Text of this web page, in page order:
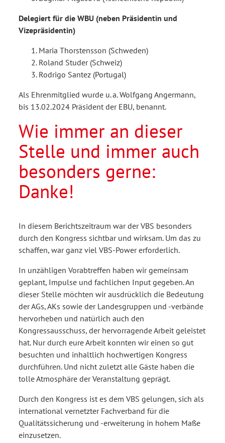
Delegiert für die WBU (neben Präsidentin und
Vizepräsidentin)
Maria Thorstensson (Schweden)
Roland Studer (Schweiz)
Rodrigo Santez (Portugal)
Als Ehrenmitglied wurde u. a. Wolfgang Angermann,
bis 13.02.2024 Präsident der EBU, benannt.
Wie immer an dieser
Stelle und immer auch
besonders gerne:
Danke!
In diesem Berichtszeitraum war der VBS besonders
durch den Kongress sichtbar und wirksam. Um das zu
schaffen, war ganz viel VBS-Power erforderlich.
In unzähligen Vorabtreffen haben wir gemeinsam
geplant, Impulse und fachlichen Input gegeben. An
dieser Stelle möchten wir ausdrücklich die Bedeutung
der AGs, AKs sowie der Landesgruppen und - verbände
hervorheben und natürlich auch den
Kongressausschuss, der hervorragende Arbeit geleistet
hat. Nur durch eure Arbeit konnten wir einen so gut
besuchten und inhaltlich hochwertigen Kongress
durchführen. Und nicht zuletzt alle Gäste haben die
tolle Atmosphäre der Veranstaltung geprägt.
Durch den Kongress ist es dem VBS gelungen, sich als
international vernetzter Fachverband für die
Qualitätssicherung und - erweiterung in hohem Maße
einzusetzen.